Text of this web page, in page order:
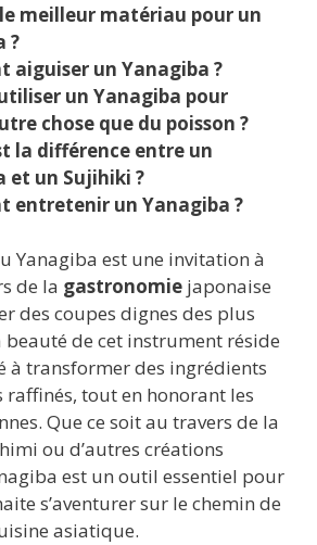
meilleur matériau pour un
?
aiguiser un Yanagiba ?
un Yanagiba pour
chose que du poisson ?
la différence entre un
et un Sujihiki ?
entretenir un Yanagiba ?
Yanagiba est une invitation à
de la gastronomie japonaise
des coupes dignes des plus
beauté de cet instrument réside
à transformer des ingrédients
tout en honorant les
Que ce soit au travers de la
ou d’autres créations
est un outil essentiel pour
s’aventurer sur le chemin de
asiatique.